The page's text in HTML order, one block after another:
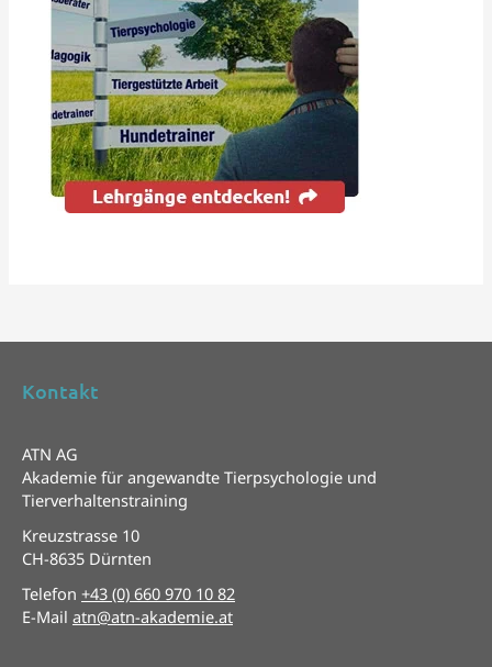
Kontakt
ATN AG
Akademie für angewandte Tierpsychologie und
Tierverhaltenstraining
Kreuzstrasse 10
CH-8635 Dürnten
Telefon +43 (0) 660 970 10 82
E-Mail atn@atn-akademie.at